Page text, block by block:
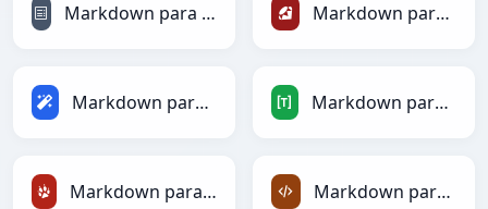
Markdown para reStructuredText Markdown para Ruby
Markdown para Magic Markdown para TOML
Markdown para TracWiki Markdown para XML